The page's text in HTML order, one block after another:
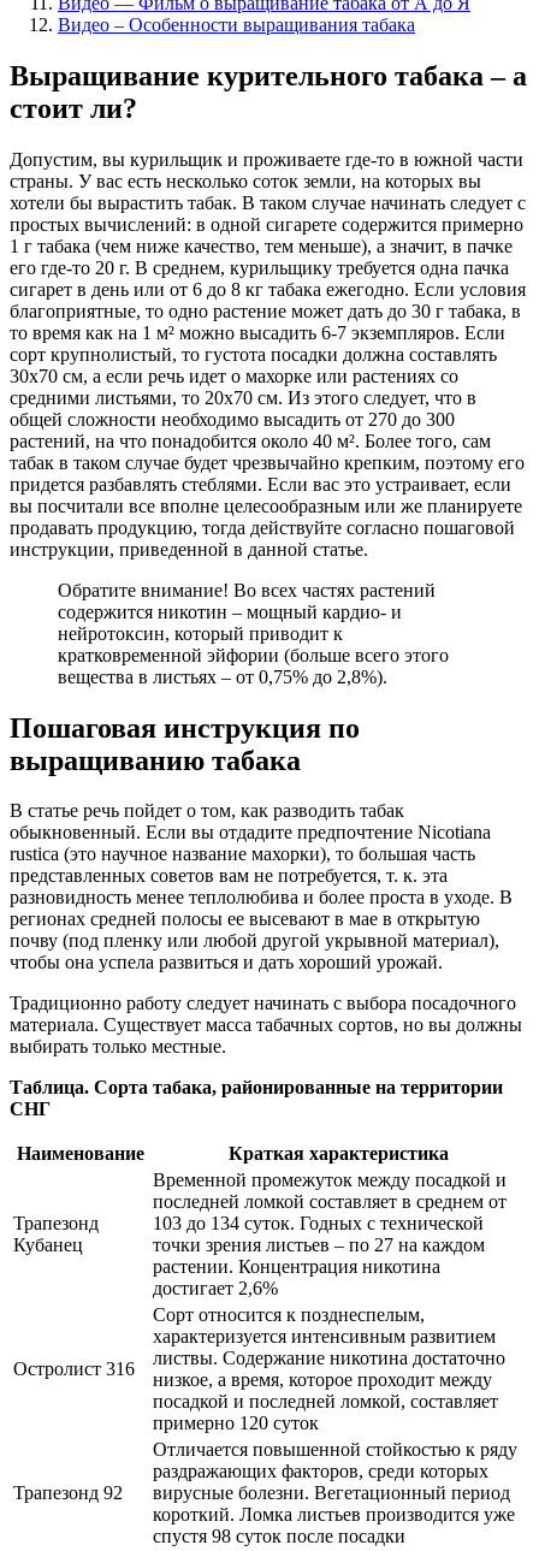
Видео – Особенности выращивания табака
Выращивание курительного табака – а
стоит ли?
Допустим, вы курильщик и проживаете где-то в южной части
страны. У вас есть несколько соток земли, на которых вы
хотели бы вырастить табак. В таком случае начинать следует с
простых вычислений: в одной сигарете содержится примерно
1 г табака (чем ниже качество, тем меньше), а значит, в пачке
его где-то 20 г. В среднем, курильщику требуется одна пачка
сигарет в день или от 6 до 8 кг табака ежегодно. Если условия
благоприятные, то одно растение может дать до 30 г табака, в
то время как на 1 м² можно высадить 6-7 экземпляров. Если
сорт крупнолистый, то густота посадки должна составлять
30х70 см, а если речь идет о махорке или растениях со
средними листьями, то 20х70 см. Из этого следует, что в
общей сложности необходимо высадить от 270 до 300
растений, на что понадобится около 40 м². Более того, сам
табак в таком случае будет чрезвычайно крепким, поэтому его
придется разбавлять стеблями. Если вас это устраивает, если
вы посчитали все вполне целесообразным или же планируете
продавать продукцию, тогда действуйте согласно пошаговой
инструкции, приведенной в данной статье.
Обратите внимание! Во всех частях растений
содержится никотин – мощный кардио- и
нейротоксин, который приводит к
кратковременной эйфории (больше всего этого
вещества в листьях – от 0,75% до 2,8%).
Пошаговая инструкция по
выращиванию табака
В статье речь пойдет о том, как разводить табак
обыкновенный. Если вы отдадите предпочтение Nicotiana
rustica (это научное название махорки), то большая часть
представленных советов вам не потребуется, т. к. эта
разновидность менее теплолюбива и более проста в уходе. В
регионах средней полосы ее высевают в мае в открытую
почву (под пленку или любой другой укрывной материал),
чтобы она успела развиться и дать хороший урожай.
Традиционно работу следует начинать с выбора посадочного
материала. Существует масса табачных сортов, но вы должны
выбирать только местные.
Таблица. Сорта табака, районированные на территории
СНГ
Наименование Краткая характеристика
Трапезонд
Кубанец
Временной промежуток между посадкой и
последней ломкой составляет в среднем от
103 до 134 суток. Годных с технической
точки зрения листьев – по 27 на каждом
растении. Концентрация никотина
достигает 2,6%
Остролист 316
Сорт относится к позднеспелым,
характеризуется интенсивным развитием
листвы. Содержание никотина достаточно
низкое, а время, которое проходит между
посадкой и последней ломкой, составляет
примерно 120 суток
Трапезонд 92
Отличается повышенной стойкостью к ряду
раздражающих факторов, среди которых
вирусные болезни. Вегетационный период
короткий. Ломка листьев производится уже
спустя 98 суток после посадки